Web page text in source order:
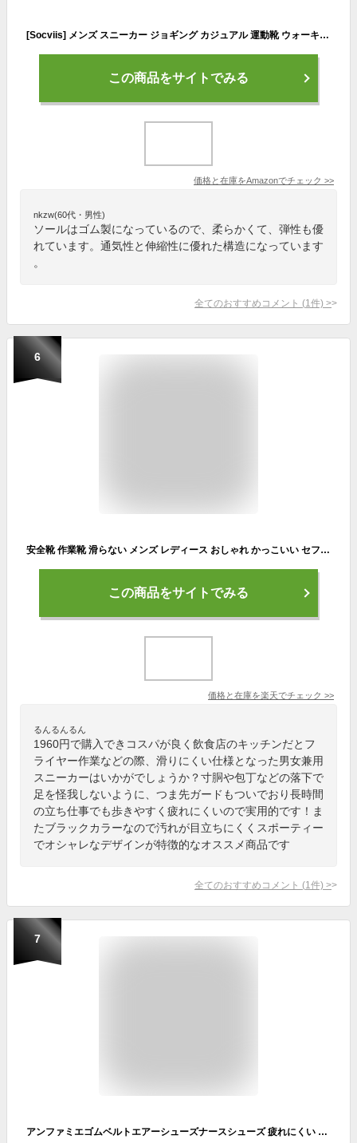
[Socviis] メンズ スニーカー ジョギング カジュアル 運動靴 ウォーキング 通気性 アウトドア トレーニングシューズ 学生 通学 サラリーマン ブラック/レッド 24.5 cm
この商品をサイトでみる
価格と在庫をAmazonでチェック >>
nkzw(60代・男性)
ソールはゴム製になっているので、柔らかくて、弾性も優
れています。通気性と伸縮性に優れた構造になっています
。
全てのおすすめコメント (1 件) >
6
安全靴 作業靴 滑らない メンズ レディース おしゃれ かっこいい セフティーシューズ 安全スニーカー アークシューズ 先芯入り 鋼先芯 つま先ガード 靴 歩きやすい 疲れない 耐滑 踏み抜き防止 耐摩耗 男女兼用 【一部即納】
この商品をサイトでみる
価格と在庫を楽天でチェック >>
るんるんるん
1960円で購入できコスパが良く飲食店のキッチンだとフ
ライヤー作業などの際、滑りにくい仕様となった男女兼用
スニーカーはいかがでしょうか？寸胴や包丁などの落下で
足を怪我しないように、つま先ガードもついでおり長時間
の立ち仕事でも歩きやすく疲れにくいので実用的です！ま
たブラックカラーなので汚れが目立ちにくくスポーティー
でオシャレなデザインが特徴的なオススメ商品です
全てのおすすめコメント (1 件) >
7
アンファミエゴムベルトエアーシューズナースシューズ 疲れにくい 静音 スニーカー スリッポン ナースサンダル おしゃれ 軽量 メンズ レディース 黒 白 保育士 激安 セール おすすめ ランキング 介護士 靴 アンファミエ